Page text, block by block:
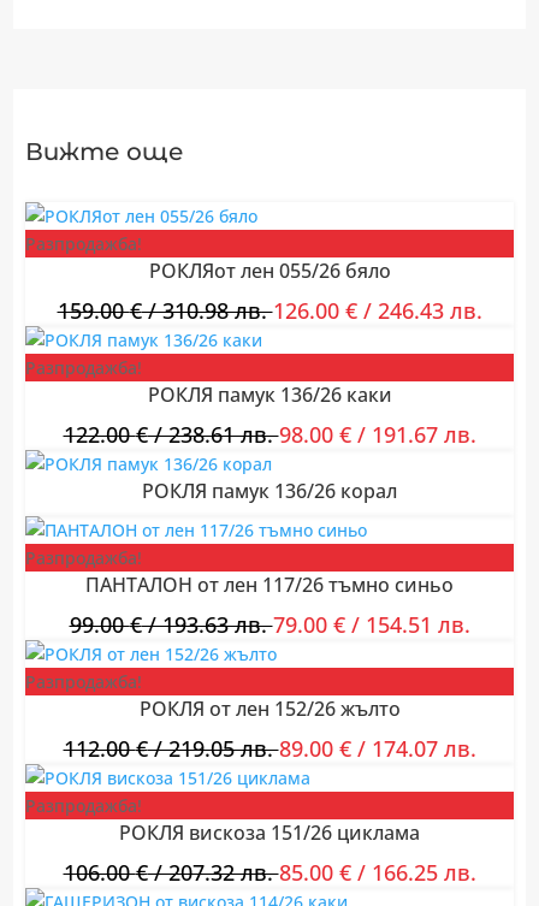
Вижте още
Разпродажба!
РОКЛЯот лен 055/26 бяло
159.00€/ 310.98 лв.126.00 €/ 246.43 лв.
Разпродажба!
РОКЛЯ памук 136/26 каки
122.00€/ 238.61 лв.98.00 €/ 191.67 лв.
РОКЛЯ памук 136/26 корал
Разпродажба!
ПАНТАЛОН от лен 117/26 тъмно синьо
99.00€/ 193.63 лв.79.00 €/ 154.51 лв.
Разпродажба!
РОКЛЯ от лен 152/26 жълто
112.00€/ 219.05 лв.89.00 €/ 174.07 лв.
Разпродажба!
РОКЛЯ вискоза 151/26 циклама
106.00€/ 207.32 лв.85.00 €/ 166.25 лв.